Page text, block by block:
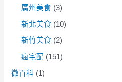
廣州美食 (3)
新北美食 (10)
新竹美食 (2)
瘋宅配 (151)
微百科 (1)